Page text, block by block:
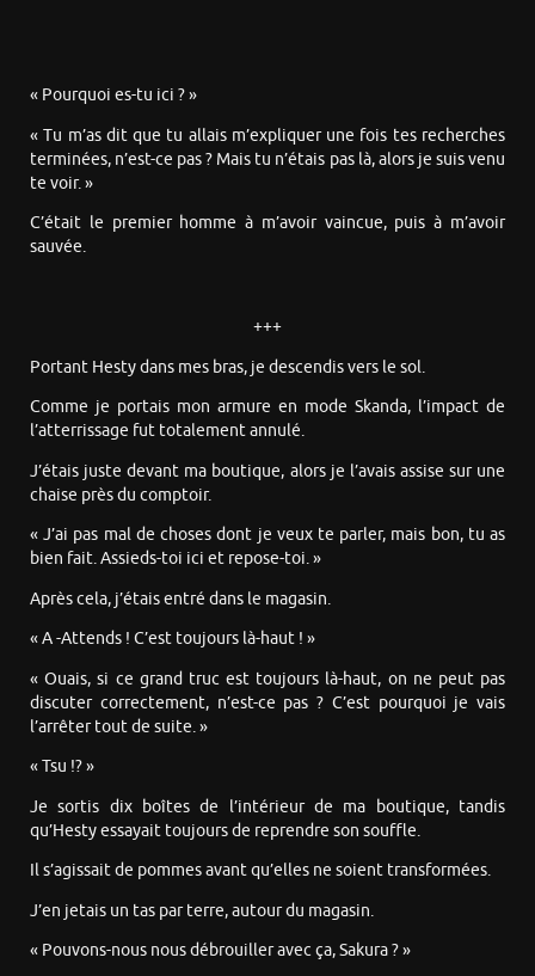
« Pourquoi es-tu ici ? »
« Tu m’as dit que tu allais m’expliquer une fois tes recherches
terminées, n’est-ce pas ? Mais tu n’étais pas là, alors je suis venu
te voir. »
C’était le premier homme à m’avoir vaincue, puis à m’avoir
sauvée.
+++
Portant Hesty dans mes bras, je descendis vers le sol.
Comme je portais mon armure en mode Skanda, l’impact de
l’atterrissage fut totalement annulé.
J’étais juste devant ma boutique, alors je l’avais assise sur une
chaise près du comptoir.
« J’ai pas mal de choses dont je veux te parler, mais bon, tu as
bien fait. Assieds-toi ici et repose-toi. »
Après cela, j’étais entré dans le magasin.
« A -Attends ! C’est toujours là-haut ! »
« Ouais, si ce grand truc est toujours là-haut, on ne peut pas
discuter correctement, n’est-ce pas ? C’est pourquoi je vais
l’arrêter tout de suite. »
« Tsu !? »
Je sortis dix boîtes de l’intérieur de ma boutique, tandis
qu’Hesty essayait toujours de reprendre son souffle.
Il s’agissait de pommes avant qu’elles ne soient transformées.
J’en jetais un tas par terre, autour du magasin.
« Pouvons-nous nous débrouiller avec ça, Sakura ? »